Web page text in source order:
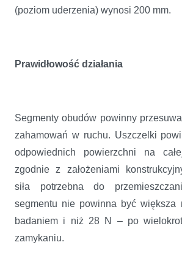
(poziom uderzenia) wynosi 200 mm.
Prawidłowość działania
Segmenty obudów powinny
zahamowań w ruchu. Uszczelki
odpowiednich powierzchni na
zgodnie z założeniami
siła potrzebna do
segmentu nie powinna być
badaniem i niż 28 N – po
zamykaniu.